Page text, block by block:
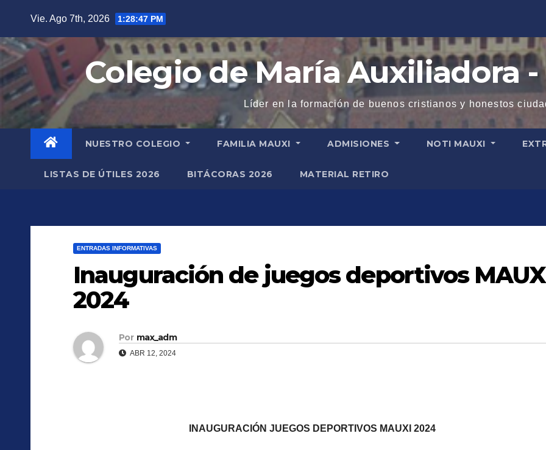
contenido
Vie. Ago 7th, 2026 1:28:48 PM
Colegio de María Auxiliadora -
Líder en la formación de buenos cristianos y honestos
NUESTRO COLEGIO FAMILIA MAUXI ADMISIONES NOTI MAUXI
LISTAS DE ÚTILES 2026 BITÁCORAS 2026 MATERIAL RETIRO
ENTRADAS INFORMATIVAS
Inauguración de juegos deportivos
2024
Por max_adm
ABR 12, 2024
INAUGURACIÓN JUEGOS DEPORTIVOS MAUXI 2024